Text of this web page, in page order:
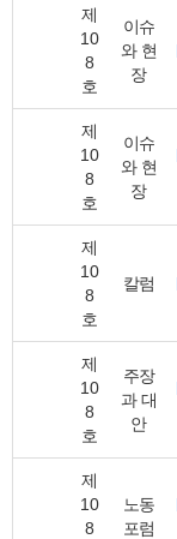
제
10
8
호
이슈
와 현
장
제
10
8
호
이슈
와 현
장
제
10
8
호
칼럼
제
10
8
호
주장
과 대
안
제
10
8
노동
포럼